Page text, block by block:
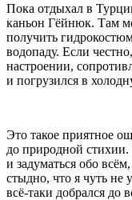
Пока отдыхал в
каньон Гёйнюк. Там
получить
водопаду. Если
настроении,
и погрузился в
Это такое приятное
до природной стихии.
и задуматься обо
стыдно, что я чуть не
всё-таки добрался до